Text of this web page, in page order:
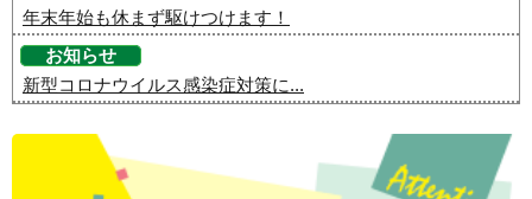
年末年始も休まず駆けつけます！
お知らせ
新型コロナウイルス感染症対策に...